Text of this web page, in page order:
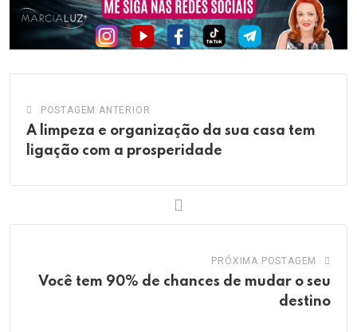
POSTAGEM ANTERIOR
A limpeza e organização da sua casa tem
ligação com a prosperidade
PRÓXIMA POSTAGEM
Você tem 90% de chances de mudar o seu
destino